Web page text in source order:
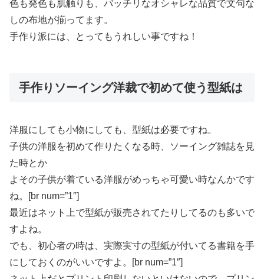
色も発色も肌触りも、バッチリなオシャレな品質で文句な
しの布地が揃ってます。
手作り派には、とってもうれしい事ですね！
手作りソーイング洋裁で初めて使う型紙は
洋服にしても小物にしても、型紙は必要ですね。
子供の洋服を初めて作りたくなる時、ソーイング雑誌を見
た時とか
よその子供が着ている洋服がめっちゃ可愛い時なんかです
ね。[br num=”1″]
最近はネット上で型紙が販売されてたりしてるのも多いで
すよね。
でも、初心者の時は、実際実寸の型紙が付いてる書籍を手
にしておくのがいいですよ。[br num=”1″]